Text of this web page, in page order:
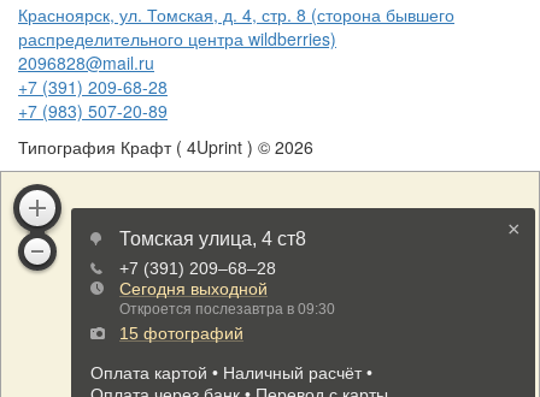
Красноярск, ул. Томская, д. 4, стр. 8 (сторона бывшего
распределительного центра wildberries)
2096828@mail.ru
+7 (391) 209-68-28
+7 (983) 507-20-89
Типография Крафт ( 4Uprint ) © 2026